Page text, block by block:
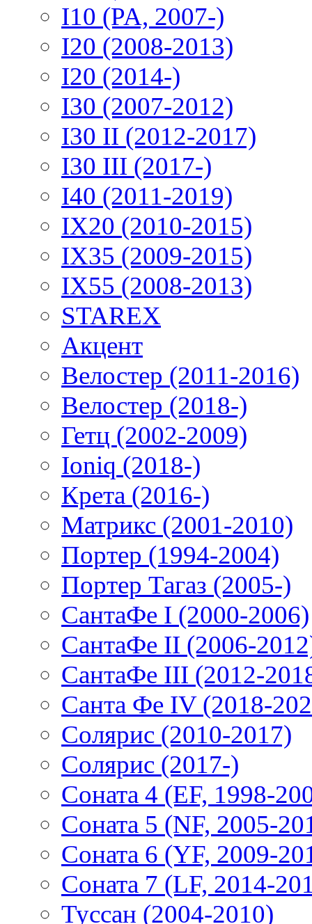
I10 (PA, 2007-)
I20 (2008-2013)
I20 (2014-)
I30 (2007-2012)
I30 II (2012-2017)
I30 III (2017-)
I40 (2011-2019)
IX20 (2010-2015)
IX35 (2009-2015)
IX55 (2008-2013)
STAREX
Акцент
Велостер (2011-2016)
Велостер (2018-)
Гетц (2002-2009)
Ioniq (2018-)
Крета (2016-)
Матрикс (2001-2010)
Портер (1994-2004)
Портер Тагаз (2005-)
СантаФе I (2000-2006)
СантаФе II (2006-
СантаФе III (2012-
Санта Фе IV (2018-
Солярис (2010-2017)
Солярис (2017-)
Соната 4 (EF, 1998-
Соната 5 (NF, 2005-
Соната 6 (YF, 2009-
Соната 7 (LF, 2014-
Туссан (2004-2010)